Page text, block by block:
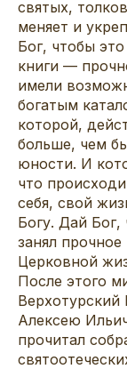
святых,
меняет и
Бог, чтобы
книги —
имели
богатым
которой,
больше, чем
юности. И
что
себя, свой
Богу. Дай
занял
Церковной
После этого
Верхотурский
Алексею
прочитал